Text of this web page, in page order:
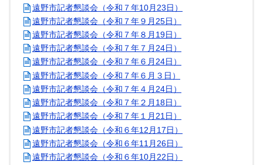
遠野市記者懇談会（令和７年10月23日）
遠野市記者懇談会（令和７年９月25日）
遠野市記者懇談会（令和７年８月19日）
遠野市記者懇談会（令和７年７月24日）
遠野市記者懇談会（令和７年６月24日）
遠野市記者懇談会（令和７年６月３日）
遠野市記者懇談会（令和７年４月24日）
遠野市記者懇談会（令和７年２月18日）
遠野市記者懇談会（令和７年１月21日）
遠野市記者懇談会（令和６年12月17日）
遠野市記者懇談会（令和６年11月26日）
遠野市記者懇談会（令和６年10月22日）